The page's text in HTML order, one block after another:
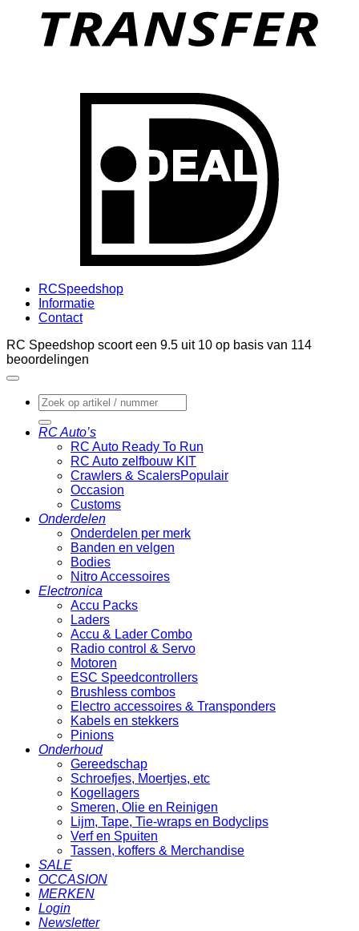
RCSpeedshop
Informatie
Contact
RC Speedshop scoort een 9.5 uit 10 op basis van 114
beoordelingen
Zoeken
naar:
RC Auto’s
RC Auto Ready To Run
RC Auto zelfbouw KIT
Crawlers & Scalers
Occasion
Customs
Onderdelen
Onderdelen per merk
Banden en velgen
Bodies
Nitro Accessoires
Electronica
Accu Packs
Laders
Accu & Lader Combo
Radio control & Servo
Motoren
ESC Speedcontrollers
Brushless combos
Electro accessoires & Transponders
Kabels en stekkers
Pinions
Onderhoud
Gereedschap
Schroefjes, Moertjes, etc
Kogellagers
Smeren, Olie en Reinigen
Lijm, Tape, Tie-wraps en Bodyclips
Verf en Spuiten
Tassen, koffers & Merchandise
SALE
OCCASION
MERKEN
Login
Newsletter